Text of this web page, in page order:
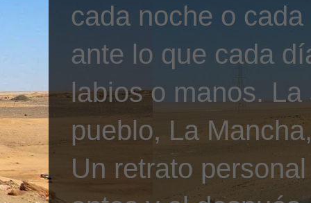
cada noche o
ante lo que cada
labios o manos.
pueblo, La
Un retrato